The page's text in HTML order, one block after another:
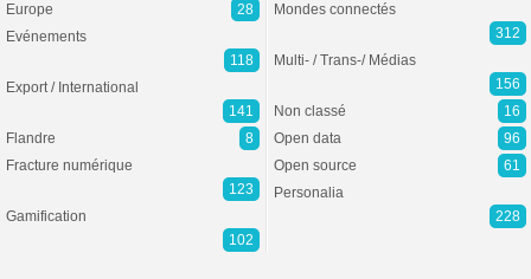
Europe
28
Evénements
118
Export / International
141
Flandre
8
Fracture numérique
123
Gamification
102
Mondes connectés
312
Multi- / Trans-/ Médias
156
Non classé
16
Open data
96
Open source
61
Personalia
228